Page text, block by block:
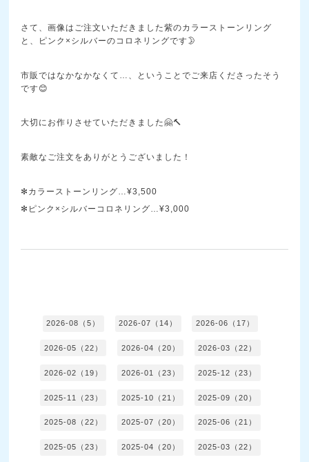
さて、画像はご注文いただきました紫のカラーストーンリング
と、ピンク×シルバーのコロネリングです🌛
市販ではなかなかなくて…、ということでご来店くださったそう
です😊
大切にお作りさせていただきました🤗🔨
素敵なご注文をありがとうございました！
✻カラーストーンリング…¥3,500
✻ピンク×シルバーコロネリング…¥3,000
2026-08（5） 2026-07（14） 2026-06（17）
2026-05（22） 2026-04（20） 2026-03（22）
2026-02（19） 2026-01（23） 2025-12（23）
2025-11（23） 2025-10（21） 2025-09（20）
2025-08（22） 2025-07（20） 2025-06（21）
2025-05（23） 2025-04（20） 2025-03（22）